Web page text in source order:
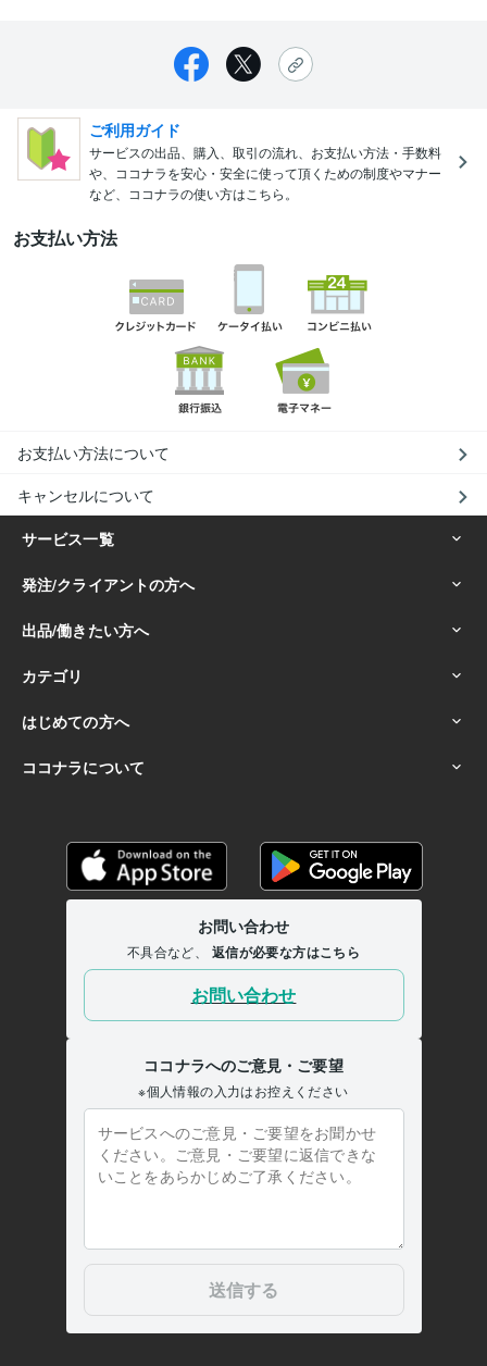
ご利用ガイド
サービスの出品、購入、取引の流れ、お支払い方法・手数料
や、ココナラを安心・安全に使って頂くための制度やマナー
など、ココナラの使い方はこちら。
お支払い方法
お支払い方法について
キャンセルについて